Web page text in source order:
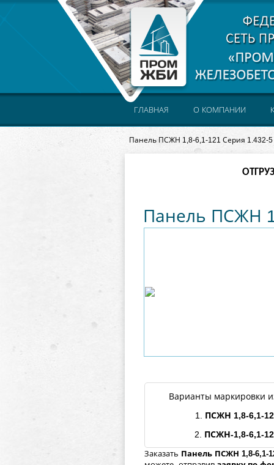
Панель ПСЖН 1,8-6,1-121 Серия 1.432-5
ГЛАВНАЯ О КОМПАНИИ
Панель ПСЖН
Варианты маркировки
1. ПСЖН 1,8-6,1-
2.
ПСЖН-1,8-6,1-
Заказать Панель ПСЖН 1,8-6,1-